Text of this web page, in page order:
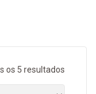
os 5 resultados